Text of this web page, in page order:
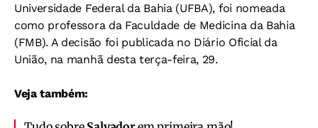
Universidade Federal da Bahia (UFBA), foi nomeada
como professora da Faculdade de Medicina da Bahia
(FMB). A decisão foi publicada no Diário Oficial da
União, na manhã desta terça-feira, 29.
Veja também: